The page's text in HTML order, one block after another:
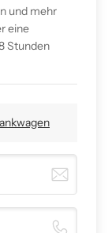
und mehr
eine
Stunden